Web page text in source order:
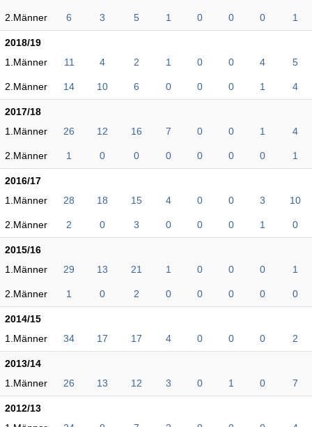
2.Männer 6 3 5 1 0 0 0 1
2018/19
1.Männer
11 4 2 1 0 0 4 5
2.Männer 14 10 6 0 0 0 1 4
2017/18
1.Männer
26 12 16 7 0 0 1 4
2.Männer 1 0 0 0 0 0 0 1
2016/17
1.Männer
28 18 15 4 0 0 3 10
2.Männer 2 0 3 0 0 0 1 0
2015/16
1.Männer
29 13 21 1 0 0 0 1
2.Männer 1 0 2 0 0 0 0 0
2014/15
1.Männer
34 17 17 4 0 0 0 2
2013/14
1.Männer
26 13 12 3 0 1 0 7
2012/13